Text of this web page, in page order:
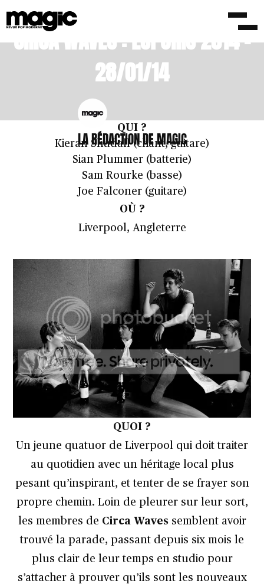
CIRCA WAVES : ESPOIRS 2014 –
28/01/14
LA RÉDACTION DE MAGIC
QUI ?
Kieran Shudall (chant, guitare)
Sian Plummer (batterie)
Sam Rourke (basse)
Joe Falconer (guitare)
OÙ ?
Liverpool, Angleterre
QUOI ?
Un jeune quatuor de Liverpool qui doit traiter
au quotidien avec un héritage local plus
pesant qu’inspirant, et tenter de se frayer son
propre chemin. Loin de pleurer sur leur sort,
les membres de Circa Wavessemblent avoir
trouvé la parade, passant depuis six mois le
plus clair de leur temps en studio pour
s’attacher à prouver qu’ils sont les nouveaux